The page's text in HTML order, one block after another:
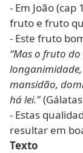
- Em João
fruto e fruto
- Este fruto
“Mas o fruto
mansidão,
há lei."
- Estas
resultar em
Texto